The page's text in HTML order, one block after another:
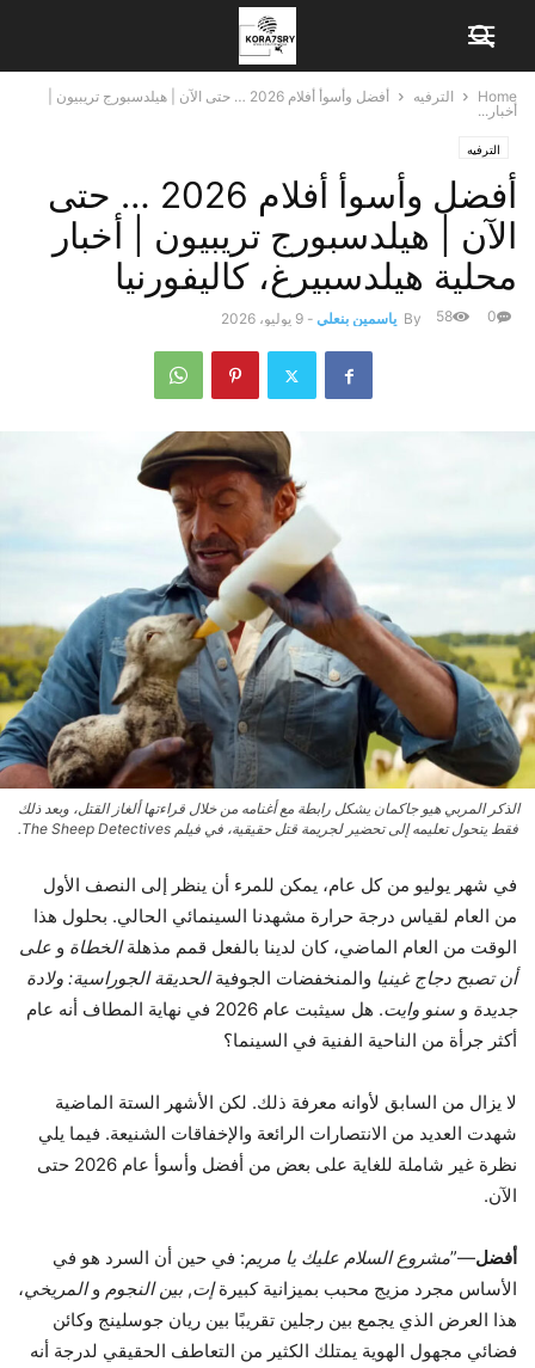
Home الترفيه
أفضل وأسوأ أفلام 2026 … حتى الآن | هيلدسبورج تريبيون |
أخبار...
الترفيه
أفضل وأسوأ أفلام 2026 … حتى
الآن | هيلدسبورج تريبيون | أخبار
محلية هيلدسبيرغ، كاليفورنيا
By ياسمين بنعلي - 9 يوليو، 2026 0
58
الذكر المربي هيو جاكمان يشكل رابطة مع أغنامه من خلال قراءتها ألغاز القتل، وبعد ذلك
فقط يتحول تعليمه إلى تحضير لجريمة قتل حقيقية، في فيلم The Sheep Detectives.
في شهر يوليو من كل عام، يمكن للمرء أن ينظر إلى النصف الأول
من العام لقياس درجة حرارة مشهدنا السينمائي الحالي. بحلول هذا
الوقت من العام الماضي، كان لدينا بالفعل قمم مذهلةالخطاة و على
أن تصبح دجاج غينيا والمنخفضات الجوفيةالحديقة الجوراسية: ولادة
جديدة و سنو وايت
. هل سيثبت عام 2026 في نهاية المطاف أنه عام
أكثر جرأة من الناحية الفنية في السينما؟
لا يزال من السابق لأوانه معرفة ذلك. لكن الأشهر الستة الماضية
شهدت العديد من الانتصارات الرائعة والإخفاقات الشنيعة. فيما يلي
نظرة غير شاملة للغاية على بعض من أفضل وأسوأ عام 2026 حتى
الآن.
أفضل—”مشروع السلام عليك يا مريم: في حين أن السرد هو في
الأساس مجرد مزيج محبب بميزانية كبيرةإت, بين النجوم والمريخي،
هذا العرض الذي يجمع بين رجلين تقريبًا بين ريان جوسلينج وكائن
فضائي مجهول الهوية يمتلك الكثير من التعاطف الحقيقي لدرجة أنه